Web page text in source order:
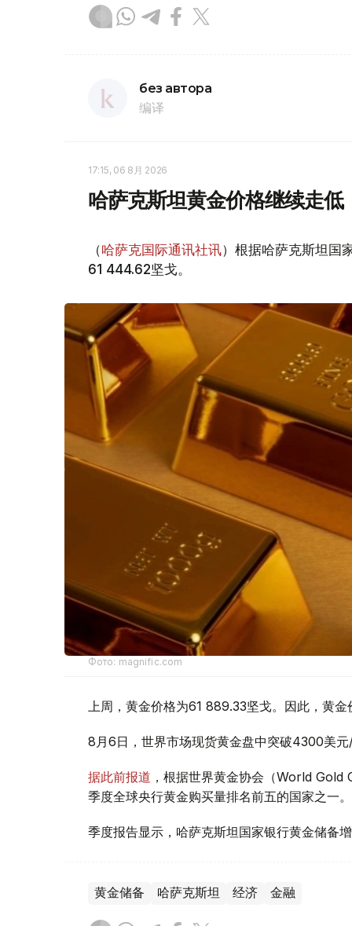
без автора
编译
17:15, 06 8月 2026
哈萨克斯坦黄金价格继续走低
（哈萨克国际通讯社讯）根据哈萨克斯坦国
61 444.62坚戈。
Фото: magnific.com
上周，黄金价格为61 889.33坚戈。因此，黄
8月6日，世界市场现货黄金盘中突破4300美元
据此前报道 ，根据世界黄金协会（World
季度全球央行黄金购买量排名前五的国家之一。
季度报告显示，哈萨克斯坦国家银行黄金储备增
黄金储备 哈萨克斯坦 经济 金融